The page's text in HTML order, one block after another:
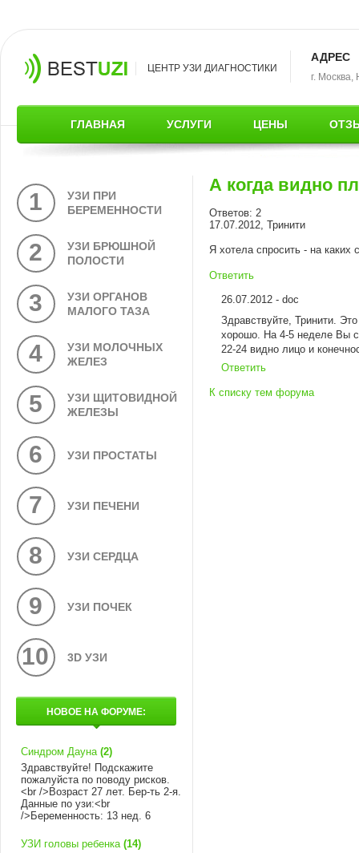
ЦЕНТР УЗИ ДИАГНОСТИКИ
АДРЕС
г. Москва,
ГЛАВНАЯ УСЛУГИ ЦЕНЫ
А когда видно
Ответов: 2
17.07.2012, Тринити
Я хотела спросить - на каких
Ответить
26.07.2012 - doc
Здравствуйте, Тринити.
хорошо. На 4-5 неделе Вы
22-24 видно лицо и
Ответить
К списку тем форума
1
УЗИ ПРИ
БЕРЕМЕННОСТИ
2
УЗИ БРЮШНОЙ
ПОЛОСТИ
3
УЗИ ОРГАНОВ
МАЛОГО ТАЗА
4
УЗИ МОЛОЧНЫХ
ЖЕЛЕЗ
5
УЗИ ЩИТОВИДНОЙ
ЖЕЛЕЗЫ
6 УЗИ ПРОСТАТЫ
7 УЗИ ПЕЧЕНИ
8 УЗИ СЕРДЦА
9 УЗИ ПОЧЕК
10 3D УЗИ
НОВОЕ НА ФОРУМЕ:
Синдром Дауна (2)
Здравствуйте! Подскажите
пожалуйста по поводу рисков.
<br />Возраст 27 лет. Бер-ть 2-я.
Данные по узи:<br
/>Беременность: 13 нед. 6
УЗИ головы ребенка (14)